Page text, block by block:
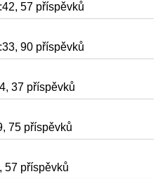
57 příspěvků
90 příspěvků
37 příspěvků
75 příspěvků
57 příspěvků